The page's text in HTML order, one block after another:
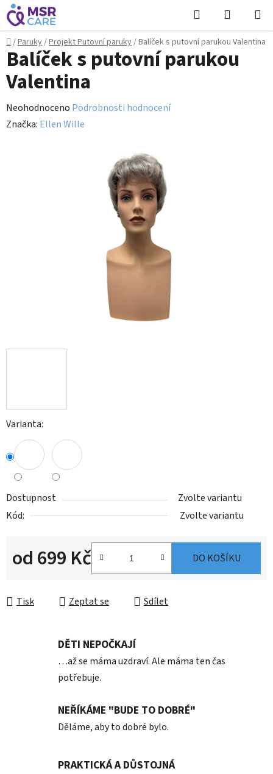
Přejít
na
obsah
Hledat
KOŠÍK
Domů
/Paruky/Projekt Putovní paruky/Balíček s putovní parukou Valentina
Varianta:
Dostupnost
Zvolte variantu
Kód:
Zvolte variantu
od699 Kč DO KOŠÍKU
Tisk Zeptat se Sdílet
Balíček s putovní parukou
Valentina
Průměrné
hodnocení
Neohodnoceno Podrobnosti hodnocení
Značka: Ellen Wille
DĚTI NEPOČKAJÍ
…až se máma uzdraví. Ale máma ten čas
potřebuje.
NEŘÍKÁME "BUDE TO DOBRÉ"
Děláme, aby to dobré bylo.
PRAKTICKÁ A DŮSTOJNÁ